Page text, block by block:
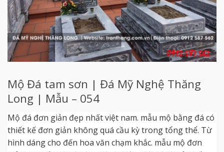
Mộ Đá tam sơn | Đá Mỹ Nghệ Thăng
Long | Mẫu – 054
Mộ đá đơn giản đẹp nhất việt nam. mẫu mộ bằng đá có
thiết kế đơn giản không quá cầu kỳ trong tổng thể. Từ
hình dáng cho đến hoa văn chạm khắc. mẫu mộ đơn